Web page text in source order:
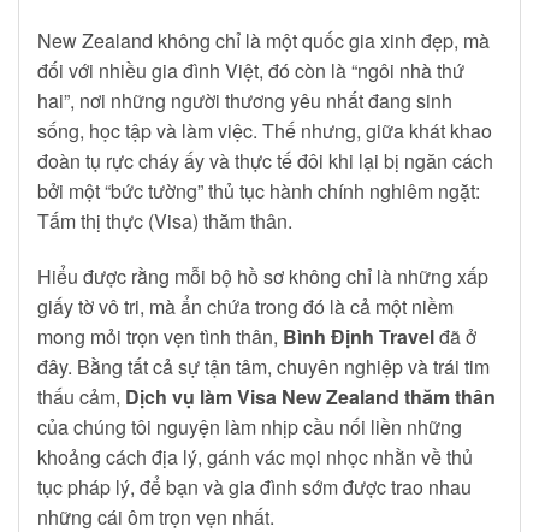
New Zealand không chỉ là một quốc gia xinh đẹp, mà
đối với nhiều gia đình Việt, đó còn là “ngôi nhà thứ
hai”, nơi những người thương yêu nhất đang sinh
sống, học tập và làm việc. Thế nhưng, giữa khát khao
đoàn tụ rực cháy ấy và thực tế đôi khi lại bị ngăn cách
bởi một “bức tường” thủ tục hành chính nghiêm ngặt:
Tấm thị thực (Visa) thăm thân.
Hiểu được rằng mỗi bộ hồ sơ không chỉ là những xấp
giấy tờ vô tri, mà ẩn chứa trong đó là cả một niềm
mong mỏi trọn vẹn tình thân, Bình Định Travelđã ở
đây. Bằng tất cả sự tận tâm, chuyên nghiệp và trái tim
thấu cảm, Dịch vụ làm Visa New Zealand thăm thân
của chúng tôi nguyện làm nhịp cầu nối liền những
khoảng cách địa lý, gánh vác mọi nhọc nhằn về thủ
tục pháp lý, để bạn và gia đình sớm được trao nhau
những cái ôm trọn vẹn nhất.